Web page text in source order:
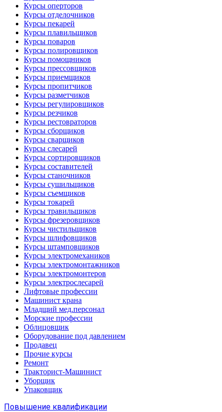
Курсы оперторов
Курсы отделочников
Курсы пекарей
Курсы плавильщиков
Курсы поваров
Курсы полировщиков
Курсы помощников
Курсы прессовщиков
Курсы приемщиков
Курсы пропитчиков
Курсы разметчиков
Курсы регулировщиков
Курсы резчиков
Курсы рестовраторов
Курсы сборщиков
Курсы сварщиков
Курсы слесарей
Курсы сортировщиков
Курсы составителей
Курсы станочников
Курсы сушильщиков
Курсы съемщиков
Курсы токарей
Курсы травильщиков
Курсы фрезеровщиков
Курсы чистильщиков
Курсы шлифовщиков
Курсы штамповщиков
Курсы электромехаников
Курсы электромонтажников
Курсы электромонтеров
Курсы электрослесарей
Лифтовые профессии
Машинист крана
Младщий мед.персонал
Морские профессии
Облицовщик
Оборудование под давлением
Продавец
Прочие курсы
Ремонт
Тракторист-Машинист
Уборщик
Упаковщик
Повышение квалификации